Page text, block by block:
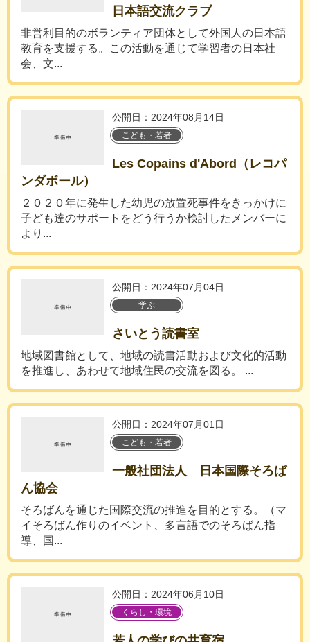
日本語交流クラブ
非営利目的のボランティア団体として外国人の日本語
教育を支援する。この活動を通じて学習者の日本社
会、文...
公開日：2024年08月14日
こども・若者
Les Copains d'Abord（レコパ
ンダボール）
２０２０年に発生した幼児の放置死事件をきっかけに
子ども達のサポートをどう行うか検討したメンバーに
より...
公開日：2024年07月04日
学ぶ
さいとう読書室
地域図書館として、地域の読書活動および文化的活動
を推進し、あわせて地域住民の交流を図る。 ...
公開日：2024年07月01日
こども・若者
一般社団法人 日本国際そろば
ん協会
そろばんを通じた国際交流の推進を目的とする。（マ
イそろばん作りのイベント、多言語でのそろばん指
導、国...
公開日：2024年06月10日
くらし・環境